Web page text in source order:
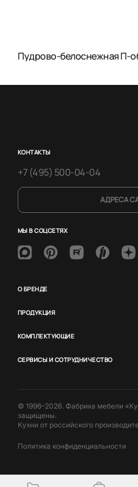
Пудрово-белоснежная П-
КОНТАКТЫ
+7 (495) 500-04-04
АДРЕСА
МЫ В СОЦСЕТЯХ
О БРЕНДЕ
ПРОДУКЦИЯ
КОМПЛЕКТУЮЩИЕ
СЕРВИСЫ И СОТРУДНИЧЕСТВО
© 1996–2026. Фабрика мебели
защищены.
Кухни от российского
Политика конфиденциальности